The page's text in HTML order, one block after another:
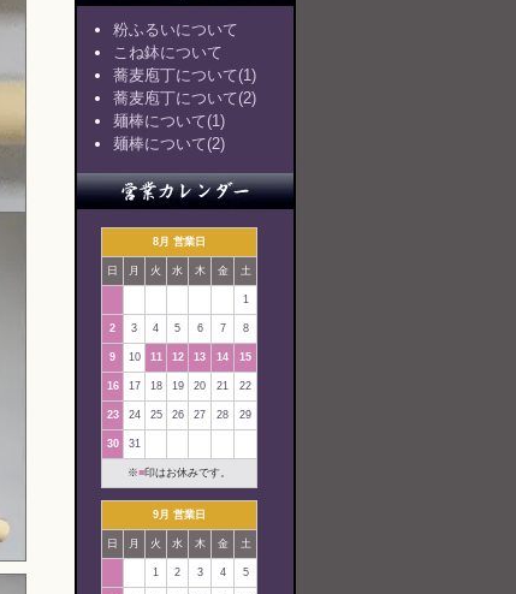
粉ふるいについて
こね鉢について
蕎麦庖丁について(1)
蕎麦庖丁について(2)
麺棒について(1)
麺棒について(2)
8月 営業日
日 月 火 水 木 金 土
1
2 3 4 5 6 7 8
9 10 11 12 13 14 15
16 17 18 19 20 21 22
23 24 25 26 27 28 29
30 31
※■印はお休みです。
9月 営業日
日 月 火 水 木 金 土
1 2 3 4 5